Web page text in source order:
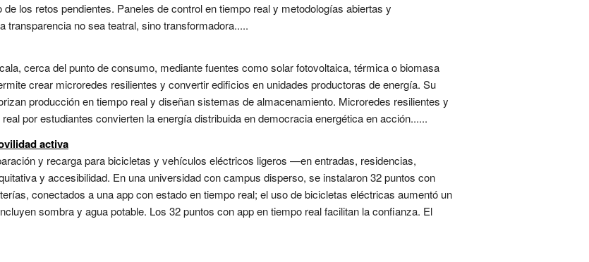
los retos pendientes. Paneles de control en tiempo real y metodologías abiertas y
transparencia no sea teatral, sino transformadora.....
cerca del punto de consumo, mediante fuentes como solar fotovoltaica, térmica o biomasa
crear microredes resilientes y convertir edificios en unidades productoras de energía. Su
producción en tiempo real y diseñan sistemas de almacenamiento. Microredes resilientes y
por estudiantes convierten la energía distribuida en democracia energética en acción......
activa
y recarga para bicicletas y vehículos eléctricos ligeros —en entradas, residencias,
y accesibilidad. En una universidad con campus disperso, se instalaron 32 puntos con
conectados a una app con estado en tiempo real; el uso de bicicletas eléctricas aumentó un
sombra y agua potable. Los 32 puntos con app en tiempo real facilitan la confianza. El